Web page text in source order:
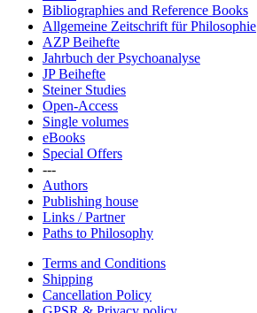
Bibliographies and Reference Books
Allgemeine Zeitschrift für Philosophie
AZP Beihefte
Jahrbuch der Psychoanalyse
JP Beihefte
Steiner Studies
Open-Access
Single volumes
eBooks
Special Offers
---
Authors
Publishing house
Links / Partner
Paths to Philosophy
Terms and Conditions
Shipping
Cancellation Policy